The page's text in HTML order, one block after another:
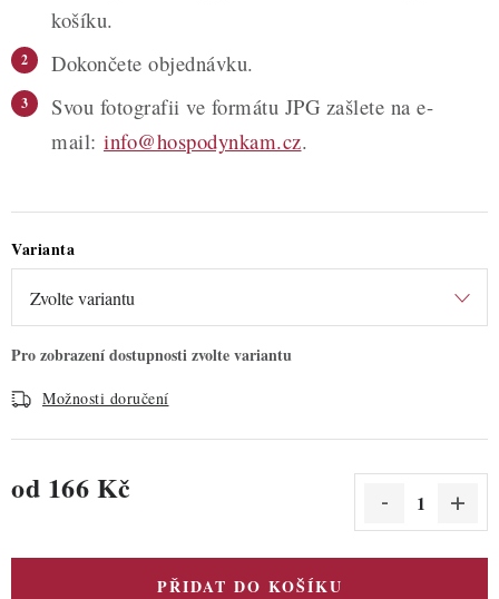
košíku.
Dokončete objednávku.
Svou fotografii ve formátu JPG zašlete na e-
mail: info@hospodynkam.cz.
Varianta
Možnosti doručení
od 166 Kč
PŘIDAT DO KOŠÍKU